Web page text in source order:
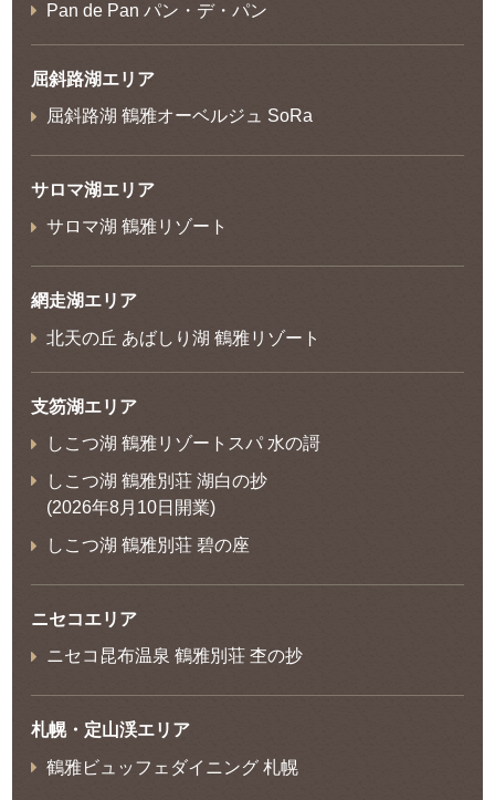
Pan de Pan パン・デ・パン
屈斜路湖エリア
屈斜路湖 鶴雅オーベルジュ SoRa
サロマ湖エリア
サロマ湖 鶴雅リゾート
網走湖エリア
北天の丘 あばしり湖 鶴雅リゾート
支笏湖エリア
しこつ湖 鶴雅リゾートスパ 水の謌
しこつ湖 鶴雅別荘 湖白の抄
(2026年8月10日開業)
しこつ湖 鶴雅別荘 碧の座
ニセコエリア
ニセコ昆布温泉 鶴雅別荘 杢の抄
札幌・定山渓エリア
鶴雅ビュッフェダイニング 札幌